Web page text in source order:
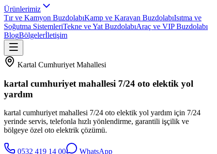
Ürünlerimiz
Tır ve Kamyon BuzdolabıKamp ve Karavan BuzdolabıIsıtma ve
Soğutma SistemleriTekne ve Yat BuzdolabıAraç ve VIP Buzdolabı
BlogBölgelerİletişim
Kartal Cumhuriyet Mahallesi
kartal cumhuriyet mahallesi 7/24 oto elektik yol
yardım
kartal cumhuriyet mahallesi 7/24 oto elektik yol yardım için 7/24
yerinde servis, telefonla hızlı yönlendirme, garantili işçilik ve
bölgeye özel oto elektrik çözümü.
0532 419 14 00
WhatsApp